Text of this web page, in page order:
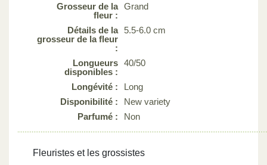
Grosseur de la
fleur :
Grand
Détails de la
grosseur de la fleur
:
5.5-6.0 cm
Longueurs
disponibles :
40/50
Longévité :
Long
Disponibilité :
New variety
Parfumé :
Non
Fleuristes et les grossistes